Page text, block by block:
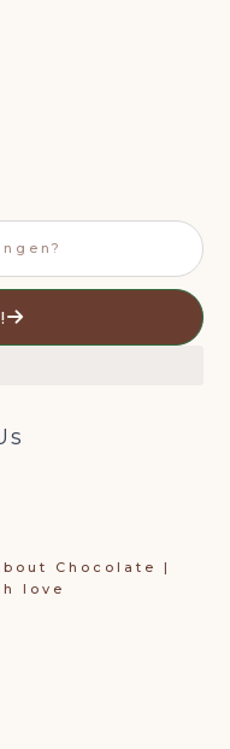
Chocolate |
love